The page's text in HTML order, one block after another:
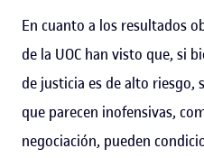
En cuanto a los resultados
de la UOC han visto que, si
de justicia es de alto riesgo,
que parecen inofensivas,
negociación, pueden